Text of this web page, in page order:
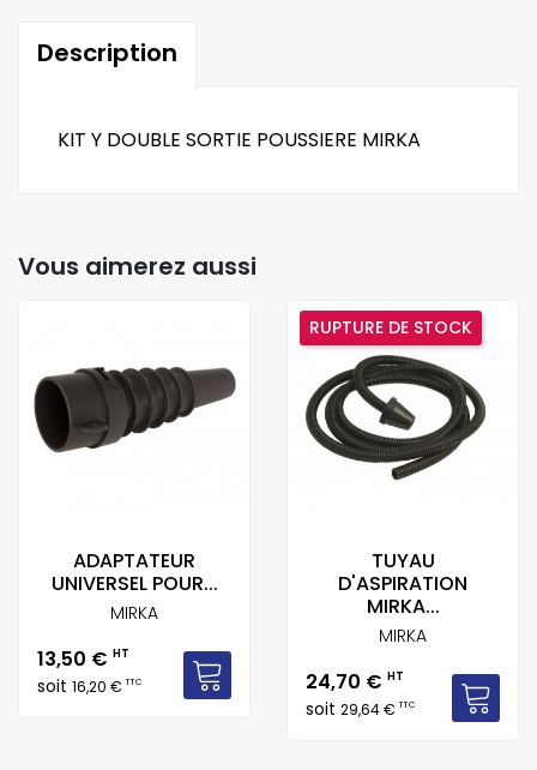
Description
KIT Y DOUBLE SORTIE POUSSIERE MIRKA
Vous aimerez aussi
ADAPTATEUR
UNIVERSEL POUR...
MIRKA
Prix
13,50 € HT
soit 16,20 €TTC
TUYAU
D'ASPIRATION
MIRKA...
MIRKA
Prix
24,70 € HT
soit 29,64 €TTC
RUPTURE DE STOCK